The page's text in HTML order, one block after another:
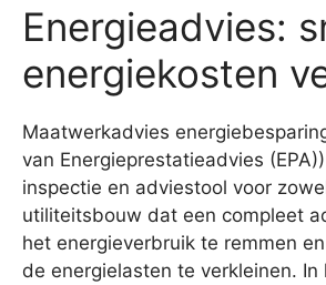
Energieadvies:
energiekosten
Maatwerkadvies
van Energieprestatieadvies
inspectie en adviestool voor
utiliteitsbouw dat een compleet
het energieverbruik te remmen
de energielasten te verkleinen.